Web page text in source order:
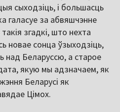
сыходзіць, і большасць
галасуе за абвяшчэнне
згадкі, што нехта
новае сонца ўзыходзіць,
над Беларуссю, а старое
якую мы адзначаем, як
Беларусі як
Цімох.